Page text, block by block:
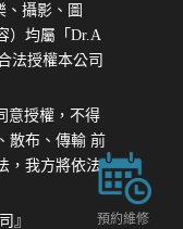
、攝影、圖
）均屬「Dr.A
法授權本公司
意授權，不得
散布、傳輸 前
，我方將依法
』
預約維修